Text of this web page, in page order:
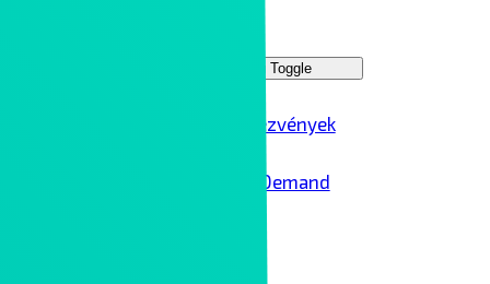
Menu Toggle
Ipar 4.0 rendezvények
Ipar 4.0 – On Demand